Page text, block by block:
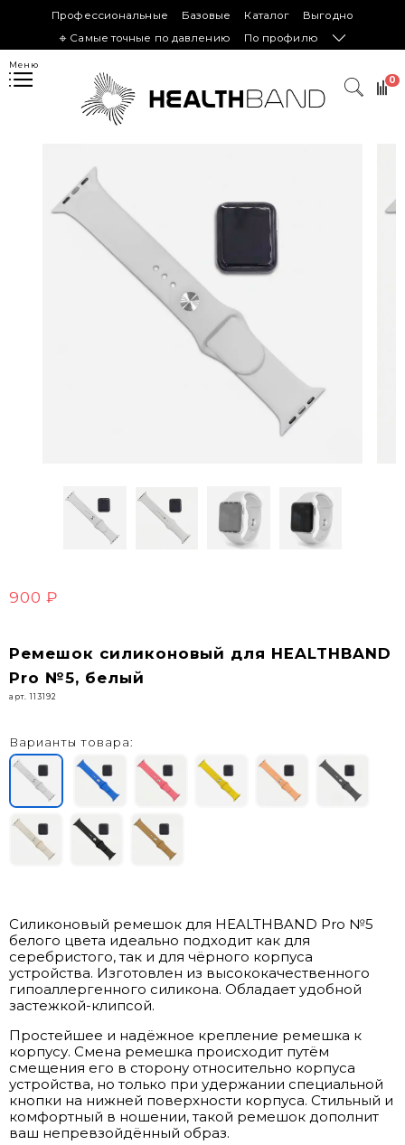
Профессиональные Базовые Каталог
Выгодно
𖦏 Самые точные по давлению
По профилю
Меню
0
900 ₽
Ремешок силиконовый для HEALTHBAND
Pro №5, белый
арт. 113192
Варианты товара:
Cиликоновый ремешок для HEALTHBAND Pro №5
белого цвета идеально подходит как для
серебристого, так и для чёрного корпуса
устройства. Изготовлен из высококачественного
гипоаллергенного силикона. Обладает удобной
застежкой-клипсой.
Простейшее и надёжное крепление ремешка к
корпусу. Смена ремешка происходит путём
смещения его в сторону относительно корпуса
устройства, но только при удержании специальной
кнопки на нижней поверхности корпуса. Стильный и
комфортный в ношении, такой ремешок дополнит
ваш непревзойдённый образ.